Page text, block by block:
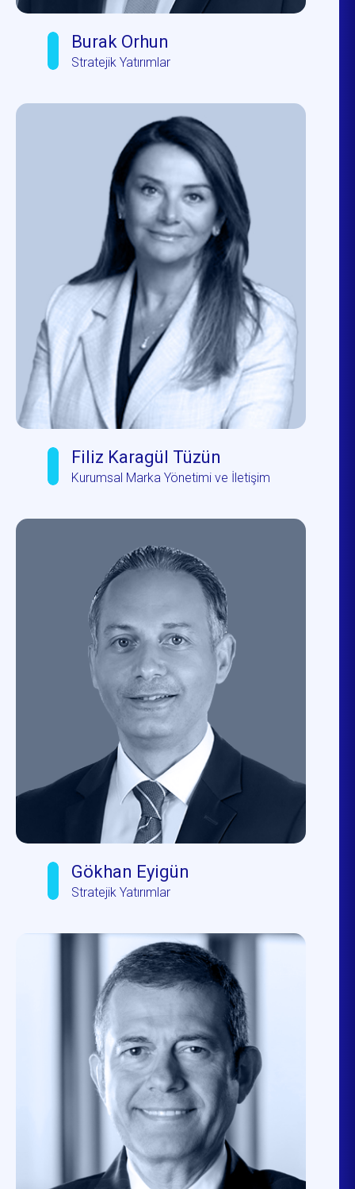
Burak Orhun
Stratejik Yatırımlar
Filiz Karagül Tüzün
Kurumsal Marka Yönetimi ve İletişim
Gökhan Eyigün
Stratejik Yatırımlar